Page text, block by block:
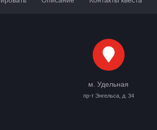
м. Удельная
пр-т Энгельса, д. 34